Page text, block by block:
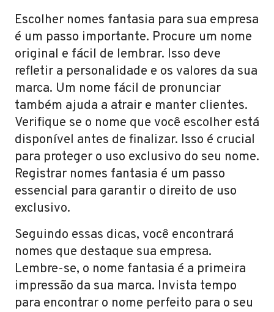
Escolher nomes fantasia para sua empresa
é um passo importante. Procure um nome
original e fácil de lembrar. Isso deve
refletir a personalidade e os valores da sua
marca. Um nome fácil de pronunciar
também ajuda a atrair e manter clientes.
Verifique se o nome que você escolher está
disponível antes de finalizar. Isso é crucial
para proteger o uso exclusivo do seu nome.
Registrar nomes fantasia é um passo
essencial para garantir o direito de uso
exclusivo.
Seguindo essas dicas, você encontrará
nomes que destaque sua empresa.
Lembre-se, o nome fantasia é a primeira
impressão da sua marca. Invista tempo
para encontrar o nome perfeito para o seu